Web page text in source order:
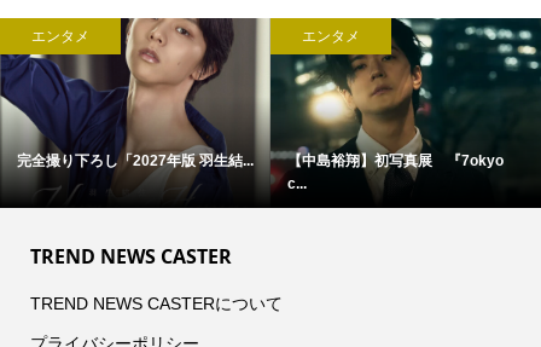
エンタメ
完全撮り下ろし「2027年版 羽生結...
エンタメ
【中島裕翔】初写真展 『7okyo
c...
TREND NEWS CASTER
TREND NEWS CASTERについて